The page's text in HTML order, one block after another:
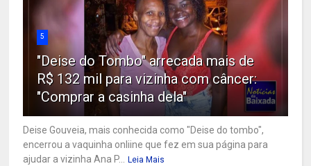
5
"Deise do Tombo" arrecada mais de
R$ 132 mil para vizinha com câncer:
"Comprar a casinha dela"
Deise Gouveia, mais conhecida como "Deise do tombo",
encerrou a vaquinha onliine que fez em sua página para
ajudar a vizinha Ana P... Leia Mais